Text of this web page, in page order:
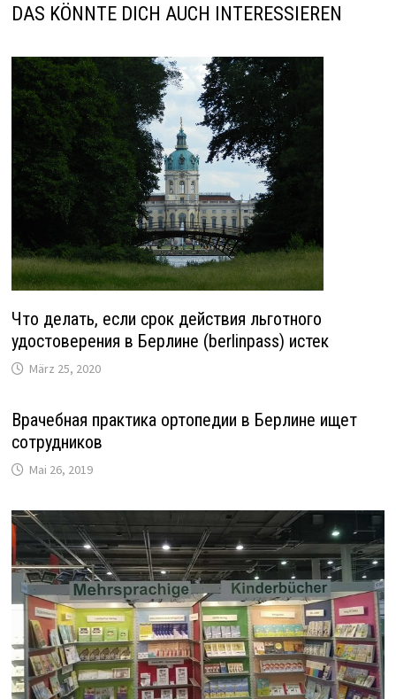
DAS KÖNNTE DICH AUCH INTERESSIEREN
Что делать, если срок действия льготного
удостоверения в Берлине (berlinpass) истек
März 25, 2020
Врачебная практика ортопедии в Берлине ищет
сотрудников
Mai 26, 2019